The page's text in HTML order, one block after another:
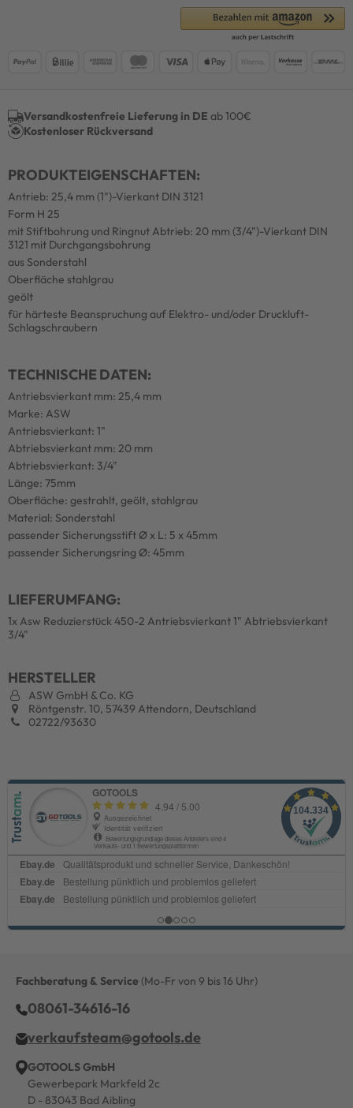
Versandkostenfreie Lieferung in DE ab 100€
Kostenloser Rückversand
PRODUKTEIGENSCHAFTEN:
Antrieb: 25,4 mm (1")-Vierkant DIN 3121
Form H 25
mit Stiftbohrung und Ringnut Abtrieb: 20 mm (3/4")-Vierkant DIN
3121 mit Durchgangsbohrung
aus Sonderstahl
Oberfläche stahlgrau
geölt
für härteste Beanspruchung auf Elektro- und/oder Druckluft-
Schlagschraubern
TECHNISCHE DATEN:
Antriebsvierkant mm: 25,4 mm
Marke: ASW
Antriebsvierkant: 1"
Abtriebsvierkant mm: 20 mm
Abtriebsvierkant: 3/4"
Länge: 75mm
Oberfläche: gestrahlt, geölt, stahlgrau
Material: Sonderstahl
passender Sicherungsstift Ø x L: 5 x 45mm
passender Sicherungsring Ø: 45mm
LIEFERUMFANG:
1x Asw Reduzierstück 450-2 Antriebsvierkant 1" Abtriebsvierkant
3/4"
HERSTELLER
ASW GmbH & Co. KG
Röntgenstr. 10, 57439 Attendorn, Deutschland
02722/93630
Fachberatung & Service (Mo-Fr von 9 bis 16 Uhr)
08061-34616-16
verkaufsteam@gotools.de
GOTOOLS GmbH
Gewerbepark Markfeld 2c
D - 83043 Bad Aibling